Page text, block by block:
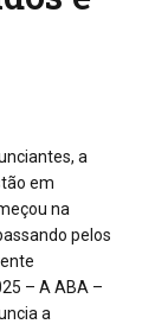
a
em
na
pelos
– A ABA –
a